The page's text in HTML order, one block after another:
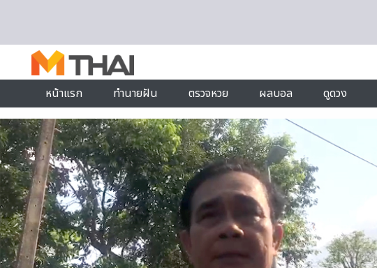
หน้าแรก
ทำนายฝัน ตรวจหวย ผลบอล ดูดวง